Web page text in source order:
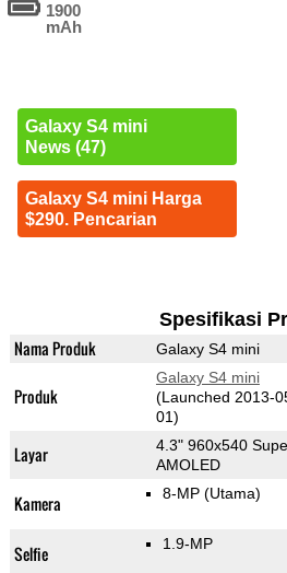
1900
mAh
Galaxy S4 mini
News (47)
Galaxy S4 mini Harga
$290. Pencarian
Spesifikasi
Nama Produk Galaxy S4 mini
Produk
Galaxy S4 mini
(Launched 2013-
01)
Layar
4.3" 960x540
AMOLED
Kamera 8-MP (Utama)
Selfie 1.9-MP